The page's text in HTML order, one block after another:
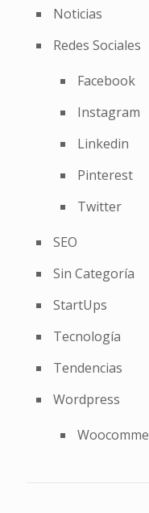
Noticias
Redes Sociales
Facebook
Instagram
Linkedin
Pinterest
Twitter
SEO
Sin Categoría
StartUps
Tecnología
Tendencias
Wordpress